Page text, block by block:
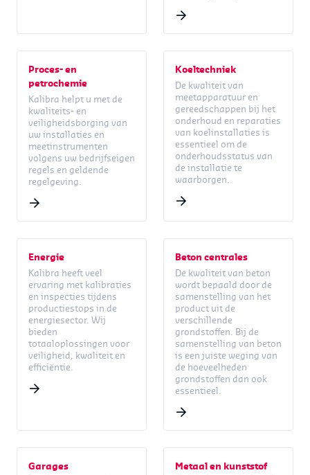
Proces- en
petrochemie
Kalibra helpt u met de
kwaliteits- en
veiligheidsborging van
uw installaties en
meetinstrumenten
volgens uw bedrijfseigen
regels en geldende
regelgeving.
Koeltechniek
De kwaliteit van
meetapparatuur en
gereedschappen bij het
onderhoud en reparaties
van koelinstallaties is
essentieel om de
onderhoudsstatus van
de installatie te
waarborgen.
Energie
Kalibra heeft veel
ervaring met kalibraties
en inspecties tijdens
productiestops in de
energiesector. Wij
bieden
totaaloplossingen voor
veiligheid, kwaliteit en
efficiëntie.
Beton centrales
De kwaliteit van beton
wordt bepaald door de
samenstelling van het
product uit de
verschillende
grondstoffen. Bij de
samenstelling van beton
is een juiste weging van
de hoeveelheden
grondstoffen dan ook
essentieel.
Garages Metaal en kunststof